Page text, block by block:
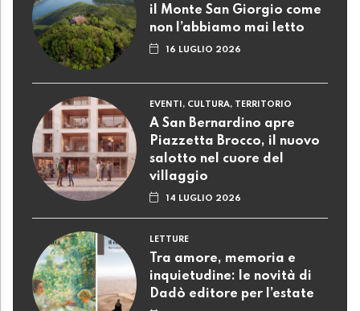
il Monte San Giorgio come
non l’abbiamo mai letto
16 LUGLIO 2026
EVENTI, CULTURA, TERRITORIO
A San Bernardino apre
Piazzetta Brocco, il nuovo
salotto nel cuore del
villaggio
14 LUGLIO 2026
LETTURE
Tra amore, memoria e
inquietudine: le novità di
Dadò editore per l’estate